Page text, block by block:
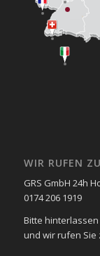
WIR RUFEN
GRS GmbH 24h
0174 206 1919
Bitte
und wir rufen Sie